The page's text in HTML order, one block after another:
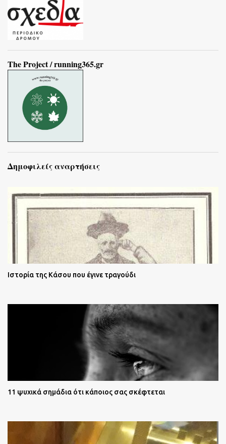
The Project / running365.gr
Δημοφιλείς αναρτήσεις
Ιστορία της Κάσου που έγινε τραγούδι
11 ψυχικά σημάδια ότι κάποιος σας σκέφτεται